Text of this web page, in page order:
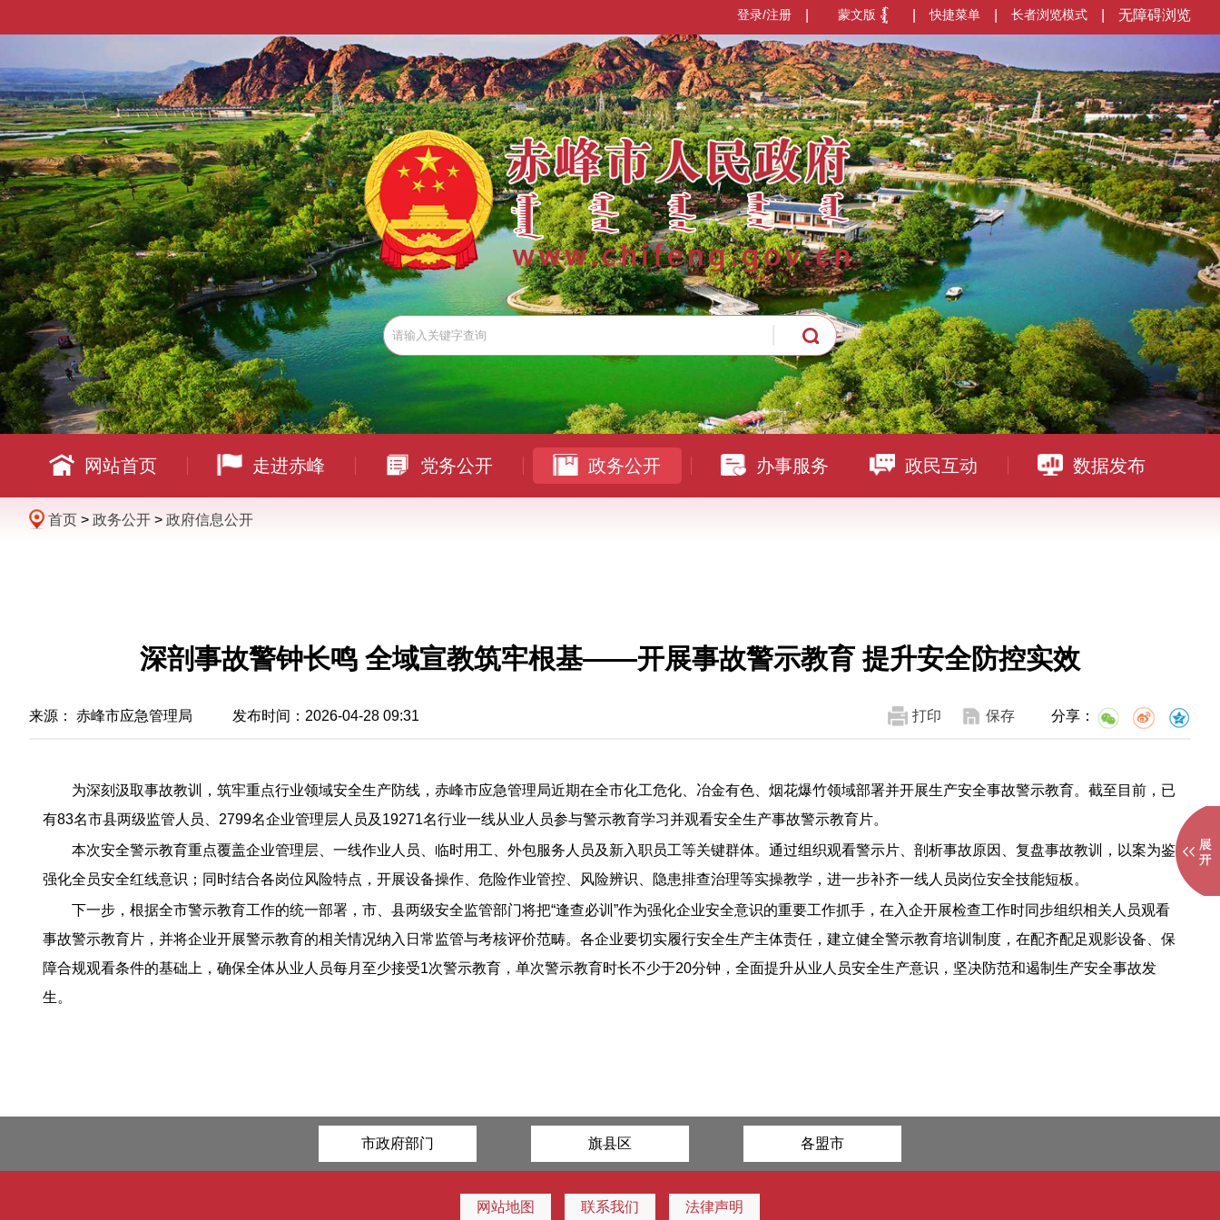
无障碍浏览
长者浏览模式
快捷菜单
蒙文版
登录/注册
网站首页 走进赤峰 党务公开 政务公开 办事服务 政民互动 数据发布
首页 > 政务公开 > 政府信息公开
深剖事故警钟长鸣 全域宣教筑牢根基——开展事故警示教育 提升安全防控实效
来源： 赤峰市应急管理局 发布时间：2026-04-28 09:31 打印 保存 分享：
为深刻汲取事故教训，筑牢重点行业领域安全生产防线，赤峰市应急管理局近期在全市化工危化、冶金有色、烟花爆竹领域部署并开展生产安全事故警示教育。截至目前，已
有83名市县两级监管人员、2799名企业管理层人员及19271名行业一线从业人员参与警示教育学习并观看安全生产事故警示教育片。
本次安全警示教育重点覆盖企业管理层、一线作业人员、临时用工、外包服务人员及新入职员工等关键群体。通过组织观看警示片、剖析事故原因、复盘事故教训，以案为鉴
强化全员安全红线意识；同时结合各岗位风险特点，开展设备操作、危险作业管控、风险辨识、隐患排查治理等实操教学，进一步补齐一线人员岗位安全技能短板。
下一步，根据全市警示教育工作的统一部署，市、县两级安全监管部门将把“逢查必训”作为强化企业安全意识的重要工作抓手，在入企开展检查工作时同步组织相关人员观看
事故警示教育片，并将企业开展警示教育的相关情况纳入日常监管与考核评价范畴。各企业要切实履行安全生产主体责任，建立健全警示教育培训制度，在配齐配足观影设备、保
障合规观看条件的基础上，确保全体从业人员每月至少接受1次警示教育，单次警示教育时长不少于20分钟，全面提升从业人员安全生产意识，坚决防范和遏制生产安全事故发
生。
市政府部门 旗县区 各盟市
网站地图 联系我们 法律声明